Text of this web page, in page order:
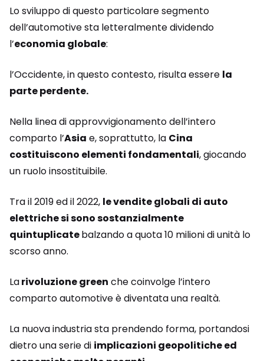
Lo sviluppo di questo particolare segmento
dell’automotive sta letteralmente dividendo
l’economia globale:
l’Occidente, in questo contesto, risulta essere la
parte perdente.
Nella linea di approvvigionamento dell’intero
comparto l’Asia e, soprattutto, la Cina
costituiscono elementi fondamentali, giocando
un ruolo insostituibile.
Tra il 2019 ed il 2022, le vendite globali di auto
elettriche si sono sostanzialmente
quintuplicatebalzando a quota 10 milioni di unità lo
scorso anno.
Larivoluzione green che coinvolge l’intero
comparto automotive è diventata una realtà.
La nuova industria sta prendendo forma, portandosi
dietro una serie di implicazioni geopolitiche ed